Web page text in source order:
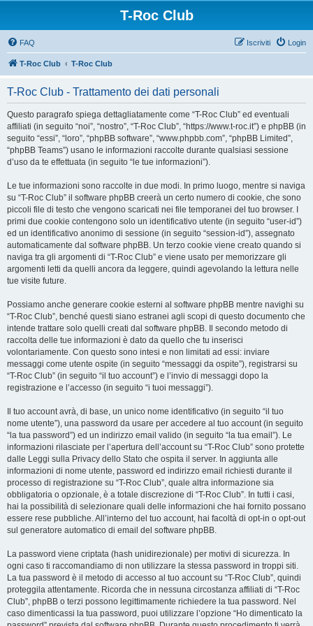
T-Roc Club
FAQ Login
Iscriviti
T-Roc Club T-Roc Club
T-Roc Club - Trattamento dei dati personali
Questo paragrafo spiega dettagliatamente come “T-Roc Club” ed eventuali
affiliati (in seguito “noi”, “nostro”, “T-Roc Club”, “https://www.t-roc.it”) e phpBB (in
seguito “essi”, “loro”, “phpBB software”, “www.phpbb.com”, “phpBB Limited”,
“phpBB Teams”) usano le informazioni raccolte durante qualsiasi sessione
d’uso da te effettuata (in seguito “le tue informazioni”).
Le tue informazioni sono raccolte in due modi. In primo luogo, mentre si naviga
su “T-Roc Club” il software phpBB creerà un certo numero di cookie, che sono
piccoli file di testo che vengono scaricati nei file temporanei del tuo browser. I
primi due cookie contengono solo un identificativo utente (in seguito “user-id”)
ed un identificativo anonimo di sessione (in seguito “session-id”), assegnato
automaticamente dal software phpBB. Un terzo cookie viene creato quando si
naviga tra gli argomenti di “T-Roc Club” e viene usato per memorizzare gli
argomenti letti da quelli ancora da leggere, quindi agevolando la lettura nelle
tue visite future.
Possiamo anche generare cookie esterni al software phpBB mentre navighi su
“T-Roc Club”, benché questi siano estranei agli scopi di questo documento che
intende trattare solo quelli creati dal software phpBB. Il secondo metodo di
raccolta delle tue informazioni è dato da quello che tu inserisci
volontariamente. Con questo sono intesi e non limitati ad essi: inviare
messaggi come utente ospite (in seguito “messaggi da ospite”), registrarsi su
“T-Roc Club” (in seguito “il tuo account”) e l’invio di messaggi dopo la
registrazione e l’accesso (in seguito “i tuoi messaggi”).
Il tuo account avrà, di base, un unico nome identificativo (in seguito “il tuo
nome utente”), una password da usare per accedere al tuo account (in seguito
“la tua password”) ed un indirizzo email valido (in seguito “la tua email”). Le
informazioni rilasciate per l’apertura dell’account su “T-Roc Club” sono protette
dalle Leggi sulla Privacy dello Stato che ospita il server. In aggiunta alle
informazioni di nome utente, password ed indirizzo email richiesti durante il
processo di registrazione su “T-Roc Club”, quale altra informazione sia
obbligatoria o opzionale, è a totale discrezione di “T-Roc Club”. In tutti i casi,
hai la possibilità di selezionare quali delle informazioni che hai fornito possano
essere rese pubbliche. All’interno del tuo account, hai facoltà di opt-in o opt-out
sul generatore automatico di email del software phpBB.
La password viene criptata (hash unidirezionale) per motivi di sicurezza. In
ogni caso ti raccomandiamo di non utilizzare la stessa password in troppi siti.
La tua password è il metodo di accesso al tuo account su “T-Roc Club”, quindi
proteggila attentamente. Ricorda che in nessuna circostanza affiliati di “T-Roc
Club”, phpBB o terzi possono legittimamente richiedere la tua password. Nel
caso dimenticassi la tua password, puoi utilizzare l’opzione “Ho dimenticato la